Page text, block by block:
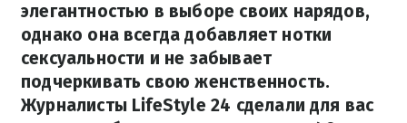
элегантностью в выборе своих нарядов,
однако она всегда добавляет нотки
сексуальности и не забывает
подчеркивать свою женственность.
Журналисты LifeStyle 24 сделали для вас